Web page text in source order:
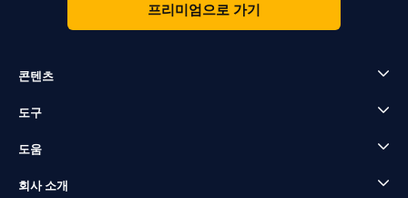
프리미엄으로 가기
콘텐츠
도구
도움
회사 소개